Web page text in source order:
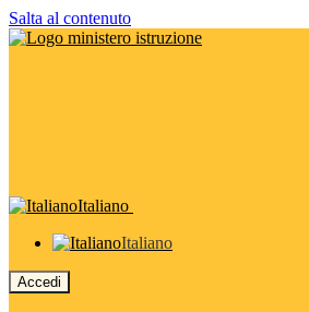
Salta al contenuto
Italiano
Italiano
Accedi